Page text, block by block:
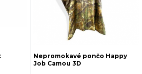
Nepromokavé pončo Happy
Job Camou 3D